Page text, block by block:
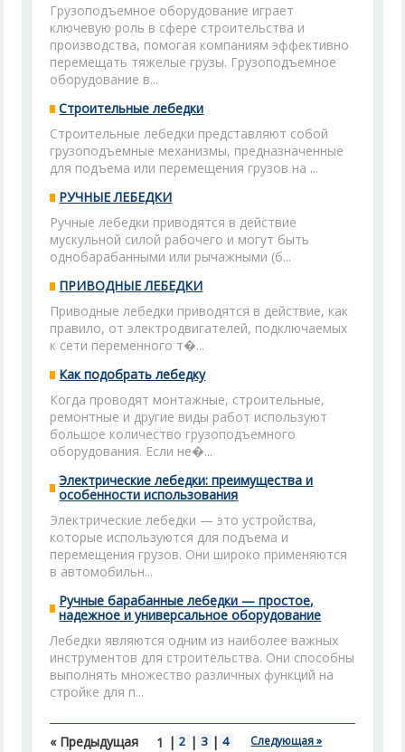
Грузоподъемное оборудование играет
ключевую роль в сфере строительства и
производства, помогая компаниям эффективно
перемещать тяжелые грузы. Грузоподъемное
оборудование в...
Строительные лебедки
Строительные лебедки представляют собой
грузоподъемные механизмы, предназначенные
для подъема или перемещения грузов на ...
РУЧНЫЕ ЛЕБЕДКИ
Ручные лебедки приводятся в действие
мускульной силой рабочего и могут быть
однобарабанными или рычажными (б...
ПРИВОДНЫЕ ЛЕБЕДКИ
Приводные лебедки приводятся в действие, как
правило, от электродвигателей, подключаемых
к сети переменного т�...
Как подобрать лебедку
Когда проводят монтажные, строительные,
ремонтные и другие виды работ используют
большое количество грузоподъемного
оборудования. Если не�...
Электрические лебедки: преимущества и
особенности использования
Электрические лебедки — это устройства,
которые используются для подъема и
перемещения грузов. Они широко применяются
в автомобильн...
Ручные барабанные лебедки — простое,
надежное и универсальное оборудование
Лебедки являются одним из наиболее важных
инструментов для строительства. Они способны
выполнять множество различных функций на
стройке для п...
« Предыдущая 1 | 2 | 3 | 4 Следующая »